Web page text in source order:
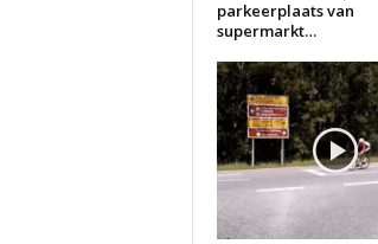
parkeerplaats van
supermarkt…